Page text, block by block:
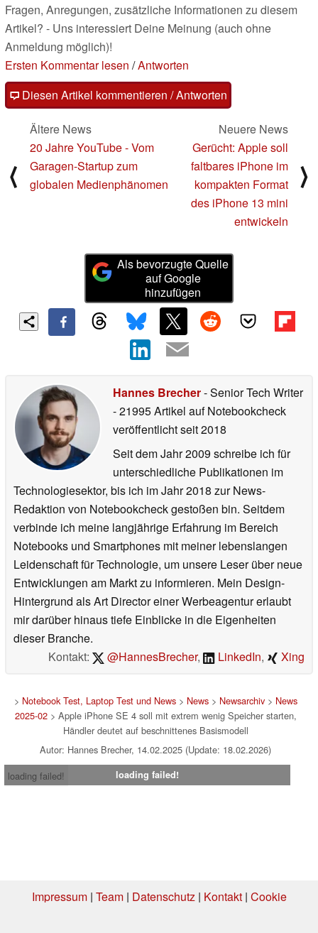
Fragen, Anregungen, zusätzliche Informationen zu diesem
Artikel? - Uns interessiert Deine Meinung (auch ohne
Anmeldung möglich)!
Ersten Kommentar lesen /Antworten
Diesen Artikel kommentieren / Antworten
⟨
Ältere News
20 Jahre YouTube - Vom
Garagen-Startup zum
globalen Medienphänomen
Neuere News
Gerücht: Apple soll
faltbares iPhone im
kompakten Format
des iPhone 13 mini
entwickeln
⟩
Als bevorzugte Quelle
auf Google
hinzufügen
Hannes Brecher- Senior Tech Writer
- 21995 Artikel auf Notebookcheck
veröffentlichtseit 2018
Seit dem Jahr 2009 schreibe ich für
unterschiedliche Publikationen im
Technologiesektor, bis ich im Jahr 2018 zur News-
Redaktion von Notebookcheck gestoßen bin. Seitdem
verbinde ich meine langjährige Erfahrung im Bereich
Notebooks und Smartphones mit meiner lebenslangen
Leidenschaft für Technologie, um unsere Leser über neue
Entwicklungen am Markt zu informieren. Mein Design-
Hintergrund als Art Director einer Werbeagentur erlaubt
mir darüber hinaus tiefe Einblicke in die Eigenheiten
dieser Branche.
Kontakt:
@HannesBrecher, LinkedIn, Xing
> Notebook Test, Laptop Test und News> News> Newsarchiv> News
2025-02> Apple iPhone SE 4 soll mit extrem wenig Speicher starten,
Händler deutet auf beschnittenes Basismodell
Autor: Hannes Brecher, 14.02.2025 (Update: 18.02.2026)
loading failed!
loading failed!
Impressum| Team| Datenschutz| Kontakt| Cookie